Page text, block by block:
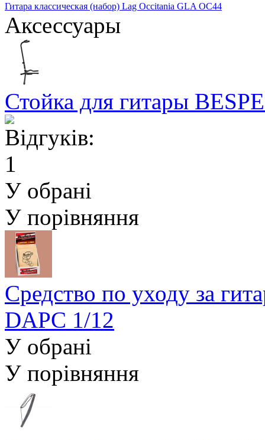
Гитара классическая (набор) Lag Occitania GLA OC44
Аксессуары
Стойка для гитары
У обрані
У порівняння
Средство по уходу за
DAPC 1/12
У обрані
У порівняння